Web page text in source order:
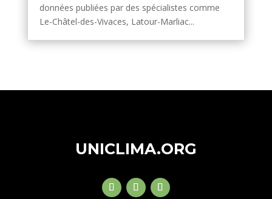
données publiées par des spécialistes comme
Le-Châtel-des-Vivaces, Latour-Marliac...
UNICLIMA.ORG